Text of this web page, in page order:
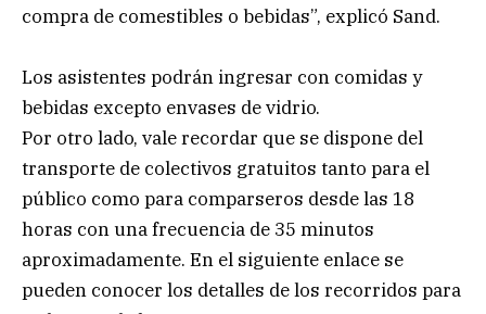
compra de comestibles o bebidas”, explicó Sand.
Los asistentes podrán ingresar con comidas y
bebidas excepto envases de vidrio.
Por otro lado, vale recordar que se dispone del
transporte de colectivos gratuitos tanto para el
público como para comparseros desde las 18
horas con una frecuencia de 35 minutos
aproximadamente. En el siguiente enlace se
pueden conocer los detalles de los recorridos para